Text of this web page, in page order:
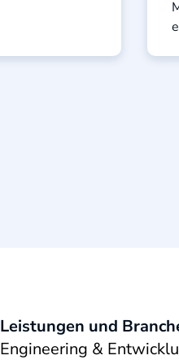
Leistungen und
Engineering &